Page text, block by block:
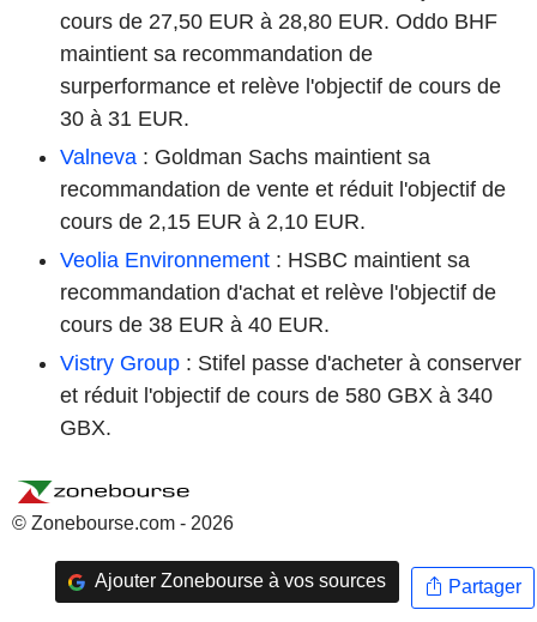
cours de 27,50 EUR à 28,80 EUR. Oddo BHF
maintient sa recommandation de
surperformance et relève l'objectif de cours de
30 à 31 EUR.
Valneva : Goldman Sachs maintient sa
recommandation de vente et réduit l'objectif de
cours de 2,15 EUR à 2,10 EUR.
Veolia Environnement : HSBC maintient sa
recommandation d'achat et relève l'objectif de
cours de 38 EUR à 40 EUR.
Vistry Group : Stifel passe d'acheter à conserver
et réduit l'objectif de cours de 580 GBX à 340
GBX.
© Zonebourse.com - 2026
Ajouter Zonebourse à vos sources Partager